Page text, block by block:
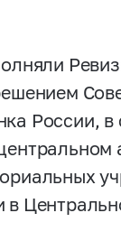
России, в
в